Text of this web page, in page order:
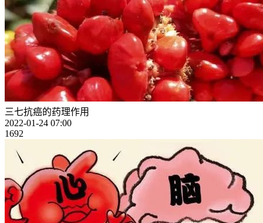
三七抗癌的药理作用
2022-01-24 07:00
1692